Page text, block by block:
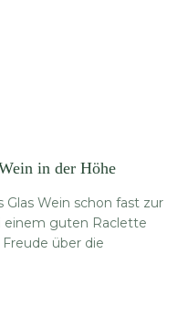
in der Höhe
Wein schon fast zur
einem guten Raclette
über die